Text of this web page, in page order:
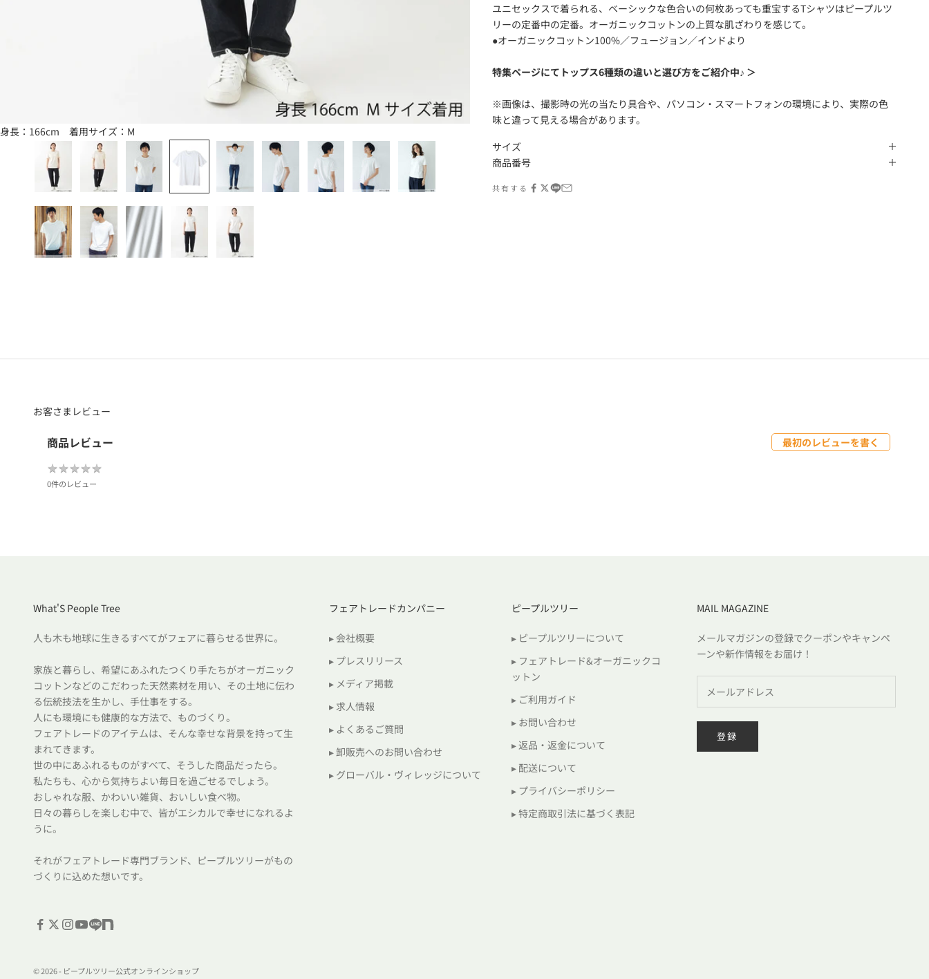
身長：166cm 着用サイズ：M
ユニセックスで着られる、ベーシックな色合いの何枚あっても重宝するTシャツはピープルツ
リーの定番中の定番。オーガニックコットンの上質な肌ざわりを感じて。
●オーガニックコットン100%／フュージョン／インドより
特集ページにてトップス6種類の違いと選び方をご紹介中♪ ＞
※画像は、撮影時の光の当たり具合や、パソコン・スマートフォンの環境により、実際の色
味と違って見える場合があります。
サイズ
商品番号
共有する
お客さまレビュー
商品レビュー 最初のレビューを書く
★★★★★
★★★★★
0件のレビュー
What'S People Tree
人も木も地球に生きるすべてがフェアに暮らせる世界に。
家族と暮らし、希望にあふれたつくり手たちがオーガニック
コットンなどのこだわった天然素材を用い、その土地に伝わ
る伝統技法を生かし、手仕事をする。
人にも環境にも健康的な方法で、ものづくり。
フェアトレードのアイテムは、そんな幸せな背景を持って生
まれてきます。
世の中にあふれるものがすべて、そうした商品だったら。
私たちも、心から気持ちよい毎日を過ごせるでしょう。
おしゃれな服、かわいい雑貨、おいしい食べ物。
日々の暮らしを楽しむ中で、皆がエシカルで幸せになれるよ
うに。
それがフェアトレード専門ブランド、ピープルツリーがもの
づくりに込めた想いです。
フェアトレードカンパニー
▸ 会社概要
▸ プレスリリース
▸ メディア掲載
▸ 求人情報
▸ よくあるご質問
▸ 卸販売へのお問い合わせ
▸ グローバル・ヴィレッジについて
ピープルツリー
▸ ピープルツリーについて
▸ フェアトレード&オーガニックコ
ットン
▸ ご利用ガイド
▸ お問い合わせ
▸ 返品・返金について
▸ 配送について
▸ プライバシーポリシー
▸ 特定商取引法に基づく表記
MAIL MAGAZINE
メールマガジンの登録でクーポンやキャンペ
ーンや新作情報をお届け！
登録
© 2026 - ピープルツリー公式オンラインショップ